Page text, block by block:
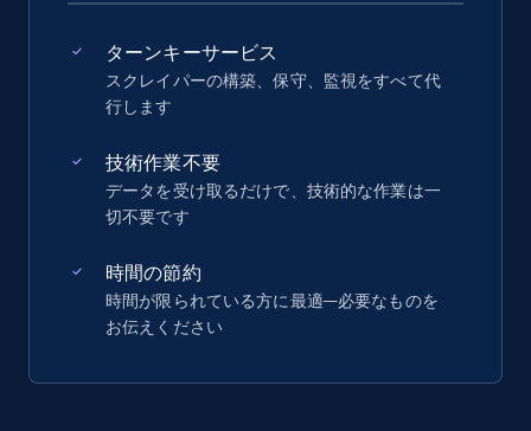
ターンキーサービス
スクレイパーの構築、保守、監視をすべて代
行します
技術作業不要
データを受け取るだけで、技術的な作業は一
切不要です
時間の節約
時間が限られている方に最適—必要なものを
お伝えください